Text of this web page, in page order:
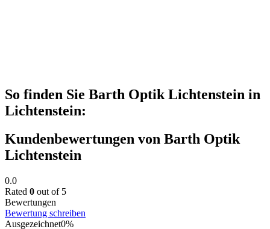
So finden Sie Barth Optik Lichtenstein in
Lichtenstein:
Kundenbewertungen von Barth Optik
Lichtenstein
0.0
Rated 0 out of 5
Bewertungen
Bewertung schreiben
Ausgezeichnet0%